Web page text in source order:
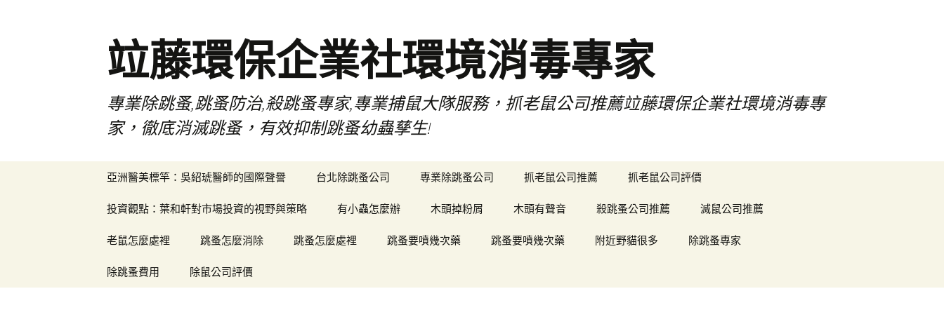
竝藤環保企業社環境消毒專家
專業除跳蚤,跳蚤防治,殺跳蚤專家,專業捕鼠大隊服務，抓老鼠公司推薦竝藤環保企業社環境消毒專
家，徹底消滅跳蚤，有效抑制跳蚤幼蟲孳生!
亞洲醫美標竿：吳紹琥醫師的國際聲譽 台北除跳蚤公司 專業除跳蚤公司 抓老鼠公司推薦 抓老鼠公司評價
投資觀點：葉和軒對市場投資的視野與策略 有小蟲怎麼辦 木頭掉粉屑 木頭有聲音 殺跳蚤公司推薦 滅鼠公司推薦
老鼠怎麼處裡 跳蚤怎麼消除 跳蚤怎麼處裡 跳蚤要噴幾次藥 跳蚤要噴幾次藥 附近野貓很多 除跳蚤專家
除跳蚤費用 除鼠公司評價